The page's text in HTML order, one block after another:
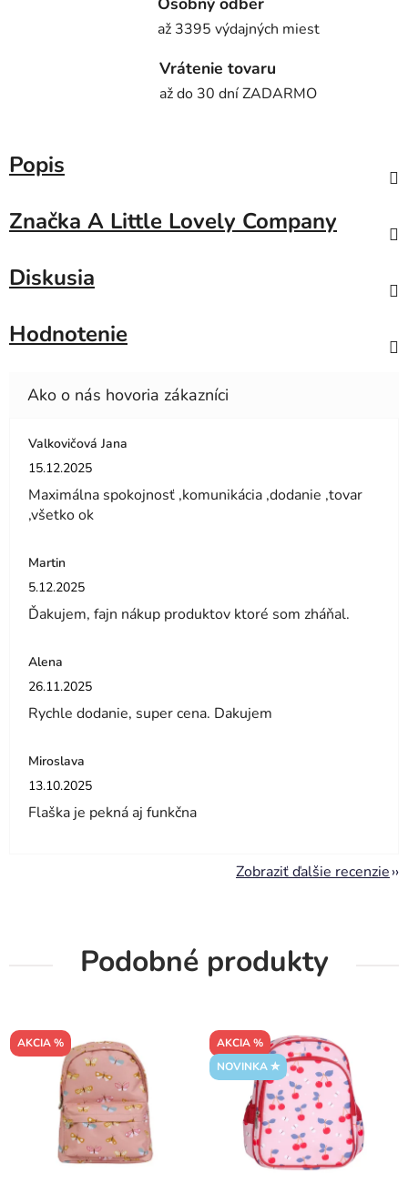
až 3395 výdajných miest
Vrátenie tovaru
až do 30 dní ZADARMO
Popis
Značka A Little Lovely Company
Diskusia
Hodnotenie
Valkovičová Jana
Hodnotenie obchodu je 5 z 5 hviezdičiek.
15.12.2025
Maximálna spokojnosť ,komunikácia ,dodanie ,tovar
,všetko ok
Martin
Hodnotenie obchodu je 5 z 5 hviezdičiek.
5.12.2025
Ďakujem, fajn nákup produktov ktoré som zháňal.
Alena
Hodnotenie obchodu je 5 z 5 hviezdičiek.
26.11.2025
Rychle dodanie, super cena. Dakujem
Miroslava
Hodnotenie obchodu je 5 z 5 hviezdičiek.
13.10.2025
Flaška je pekná aj funkčna
Zobraziť ďalšie recenzie
Podobné produkty
AKCIA %
AKCIA %
NOVINKA ✮